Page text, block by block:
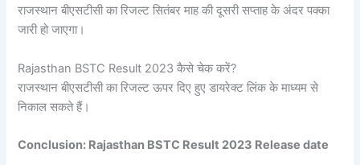
राजस्थान बीएसटीसी का रिजल्ट सितंबर माह की दूसरी सप्ताह के अंदर पक्का
जारी हो जाएगा।
Rajasthan BSTC Result 2023 कैसे चेक करें?
राजस्थान बीएसटीसी का रिजल्ट ऊपर दिए हुए डायरेक्ट लिंक के माध्यम से
निकाल सकते हैं।
Conclusion: Rajasthan BSTC Result 2023 Release date